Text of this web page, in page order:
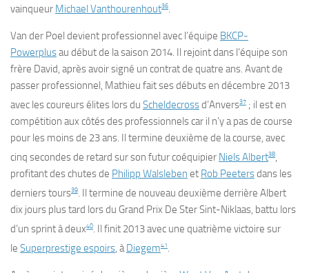
vainqueur Michael Vanthourenhout36.
Van der Poel devient professionnel avec l’équipe BKCP-
Powerplusau début de la saison 2014. Il rejoint dans l’équipe son
frère David, après avoir signé un contrat de quatre ans. Avant de
passer professionnel, Mathieu fait ses débuts en décembre 2013
avec les coureurs élites lors du Scheldecrossd’Anvers37 ; il est en
compétition aux côtés des professionnels car il n’y a pas de course
pour les moins de 23 ans. Il termine deuxième de la course, avec
cinq secondes de retard sur son futur coéquipier Niels Albert38,
profitant des chutes de Philipp Walsleben et Rob Peetersdans les
derniers tours39. Il termine de nouveau deuxième derrière Albert
dix jours plus tard lors du Grand Prix De Ster Sint-Niklaas, battu lors
d’un sprint à deux40. Il finit 2013 avec une quatrième victoire sur
le Superprestige espoirs, àDiegem41.